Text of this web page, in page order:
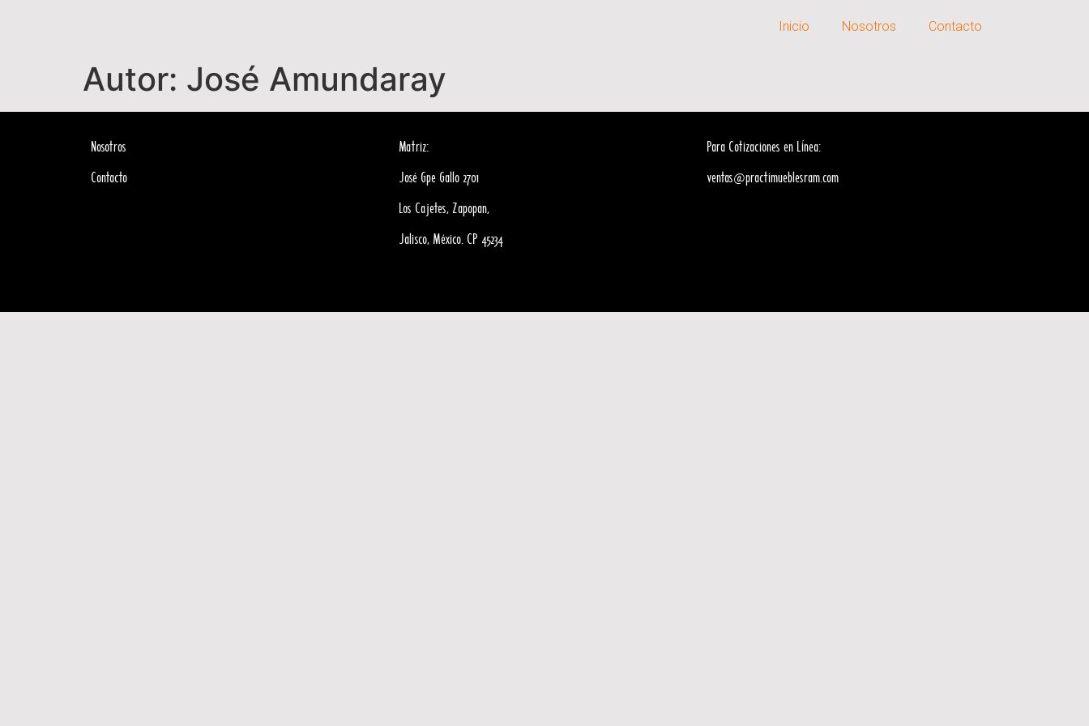
Inicio Nosotros Contacto
Autor: José Amundaray
Nosotros
Contacto
Matriz:
José Gpe Gallo 2701
Los Cajetes, Zapopan,
Jalisco, México. CP 45234
Para Cotizaciones en Línea:
ventas@practimueblesram.com